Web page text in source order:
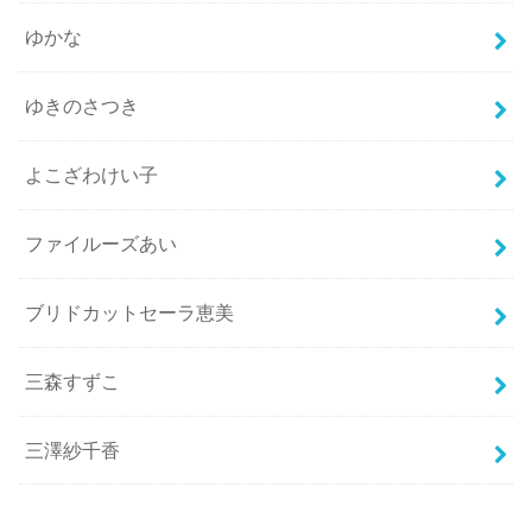
ゆかな
ゆきのさつき
よこざわけい子
ファイルーズあい
ブリドカットセーラ恵美
三森すずこ
三澤紗千香